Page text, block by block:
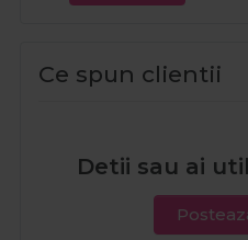
Ce spun clientii
Detii sau ai